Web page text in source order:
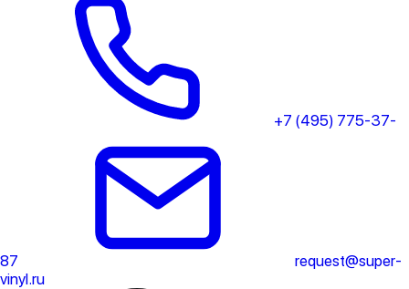
+7 (495) 775-37-
87
request@super-
vinyl.ru